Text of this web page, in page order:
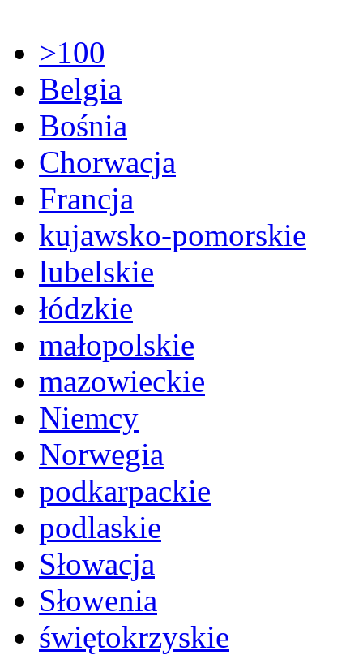
>100
Belgia
Bośnia
Chorwacja
Francja
kujawsko-pomorskie
lubelskie
łódzkie
małopolskie
mazowieckie
Niemcy
Norwegia
podkarpackie
podlaskie
Słowacja
Słowenia
świętokrzyskie